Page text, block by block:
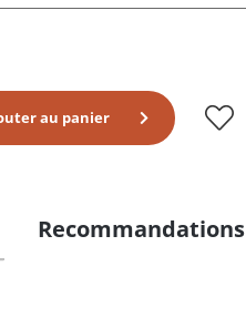
au panier
Recommandations